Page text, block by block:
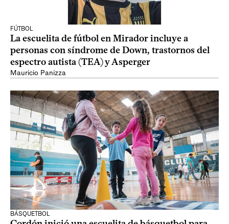
FÚTBOL
La escuelita de fútbol en Mirador incluye a
personas con síndrome de Down, trastornos del
espectro autista (TEA) y Asperger
Mauricio Panizza
BÁSQUETBOL